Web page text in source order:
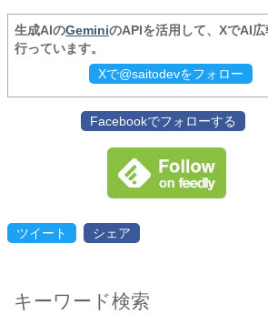
生成AIのGeminiのAPIを活用して、XでAI
行っています。
Xで@saitodevをフォロー
Facebookでフォローする
ツイート シェア
キーワード検索